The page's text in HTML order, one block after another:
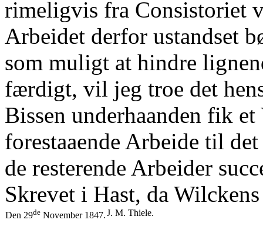
rimeligvis fra Consistoriet
Arbeidet derfor ustandset
som muligt at hindre
færdigt, vil jeg troe det
Bissen underhaanden fik
forestaaende Arbeide til
de resterende Arbeider
Skrevet i Hast, da
Den 29de November 1847.J. M. Thiele.